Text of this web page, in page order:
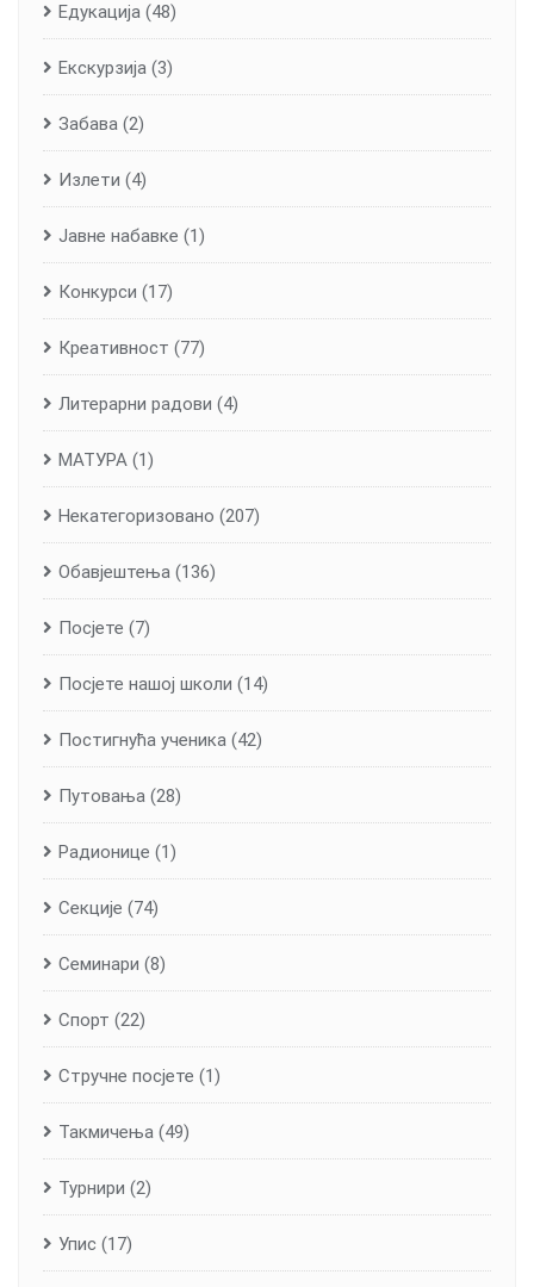
Едукација (48)
Екскурзија (3)
Забава (2)
Излети (4)
Јавне набавке (1)
Конкурси (17)
Креативност (77)
Литерарни радови (4)
МАТУРА (1)
Некатегоризовано (207)
Обавјештења (136)
Посјете (7)
Посјете нашој школи (14)
Постигнућа ученика (42)
Путовања (28)
Радионице (1)
Секције (74)
Семинари (8)
Спорт (22)
Стручне посјете (1)
Такмичења (49)
Турнири (2)
Упис (17)